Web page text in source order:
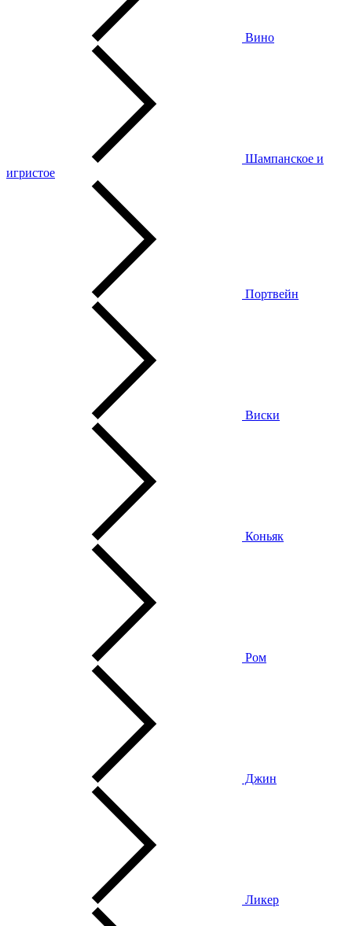
Вино
Шампанское и
игристое
Портвейн
Виски
Коньяк
Ром
Джин
Ликер